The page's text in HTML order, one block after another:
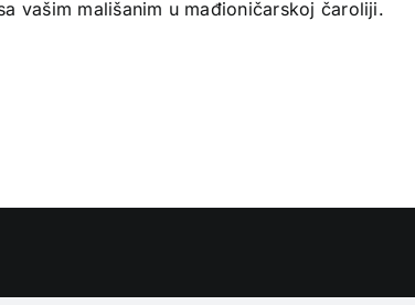
vašim mališanim u mađioničarskoj čaroliji.